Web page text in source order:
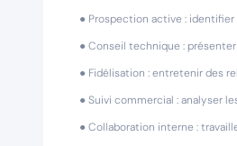
● Prospection active :
● Conseil technique :
● Fidélisation : entretenir des
● Suivi commercial : analyser
● Collaboration interne :